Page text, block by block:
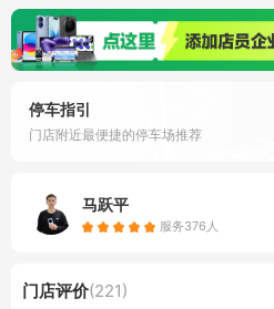
停车指引
门店附近最便捷的停车场推荐
马跃平
服务376人
门店评价(221)